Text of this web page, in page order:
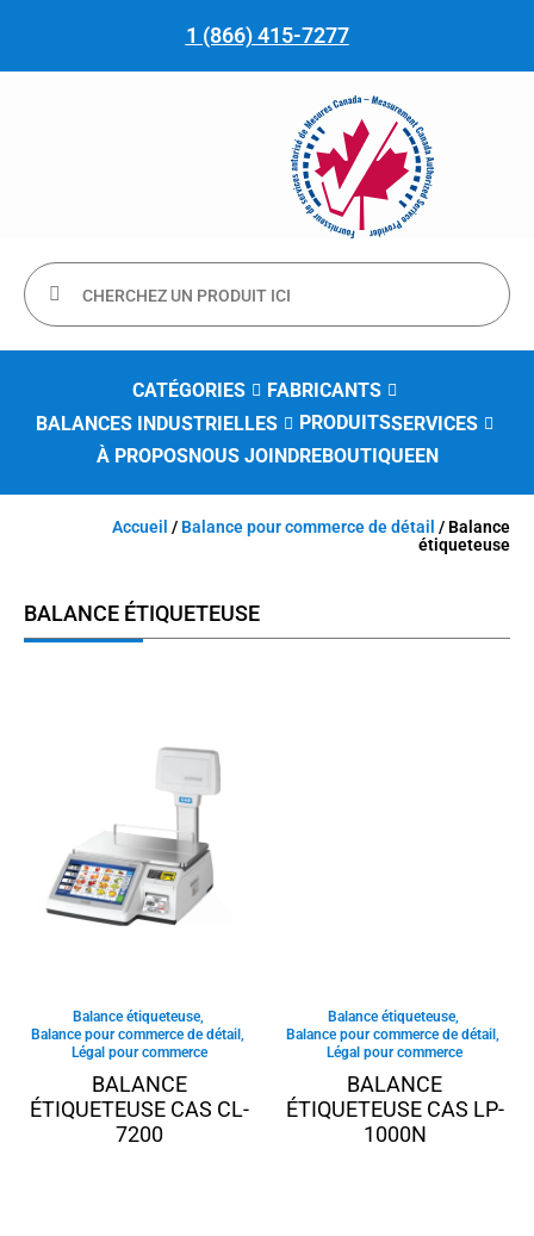
1 (866) 415-7277
CATÉGORIES
FABRICANTS
BALANCES INDUSTRIELLES
PRODUITSSERVICES
À PROPOSNOUS JOINDREBOUTIQUEEN
Accueil / Balance pour commerce de détail / Balance
étiqueteuse
BALANCE ÉTIQUETEUSE
Balance étiqueteuse,
Balance pour commerce de détail ,
Légal pour commerce
BALANCE
ÉTIQUETEUSE CAS CL-
7200
Balance étiqueteuse,
Balance pour commerce de détail ,
Légal pour commerce
BALANCE
ÉTIQUETEUSE CAS LP-
1000N